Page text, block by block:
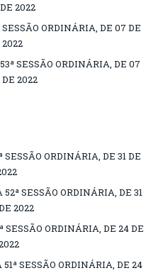
2022
SESSÃO ORDINÁRIA, DE 07 DE
SESSÃO ORDINÁRIA, DE 07
2022
SESSÃO ORDINÁRIA, DE 31 DE
52ª SESSÃO ORDINÁRIA, DE 31
2022
SESSÃO ORDINÁRIA, DE 24 DE
SESSÃO ORDINÁRIA, DE 24